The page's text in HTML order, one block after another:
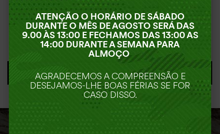
COMBAT SURVIVAL TIN
34,95€
ADICIONAR
ATENÇÃO O HORÁRIO DE SÁBADO
DURANTE O MÊS DE AGOSTO SERÁ DAS
9.00 ÀS 13:00 E FECHAMOS DAS 13:00 AS
14:00 DURANTE A SEMANA PARA
ALMOÇO
AGRADECEMOS A COMPREENSÃO E
DESEJAMOS-LHE BOAS FÉRIAS SE FOR
CASO DISSO.